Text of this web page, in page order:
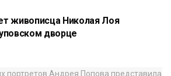
живописца Николая Лоя
дворце